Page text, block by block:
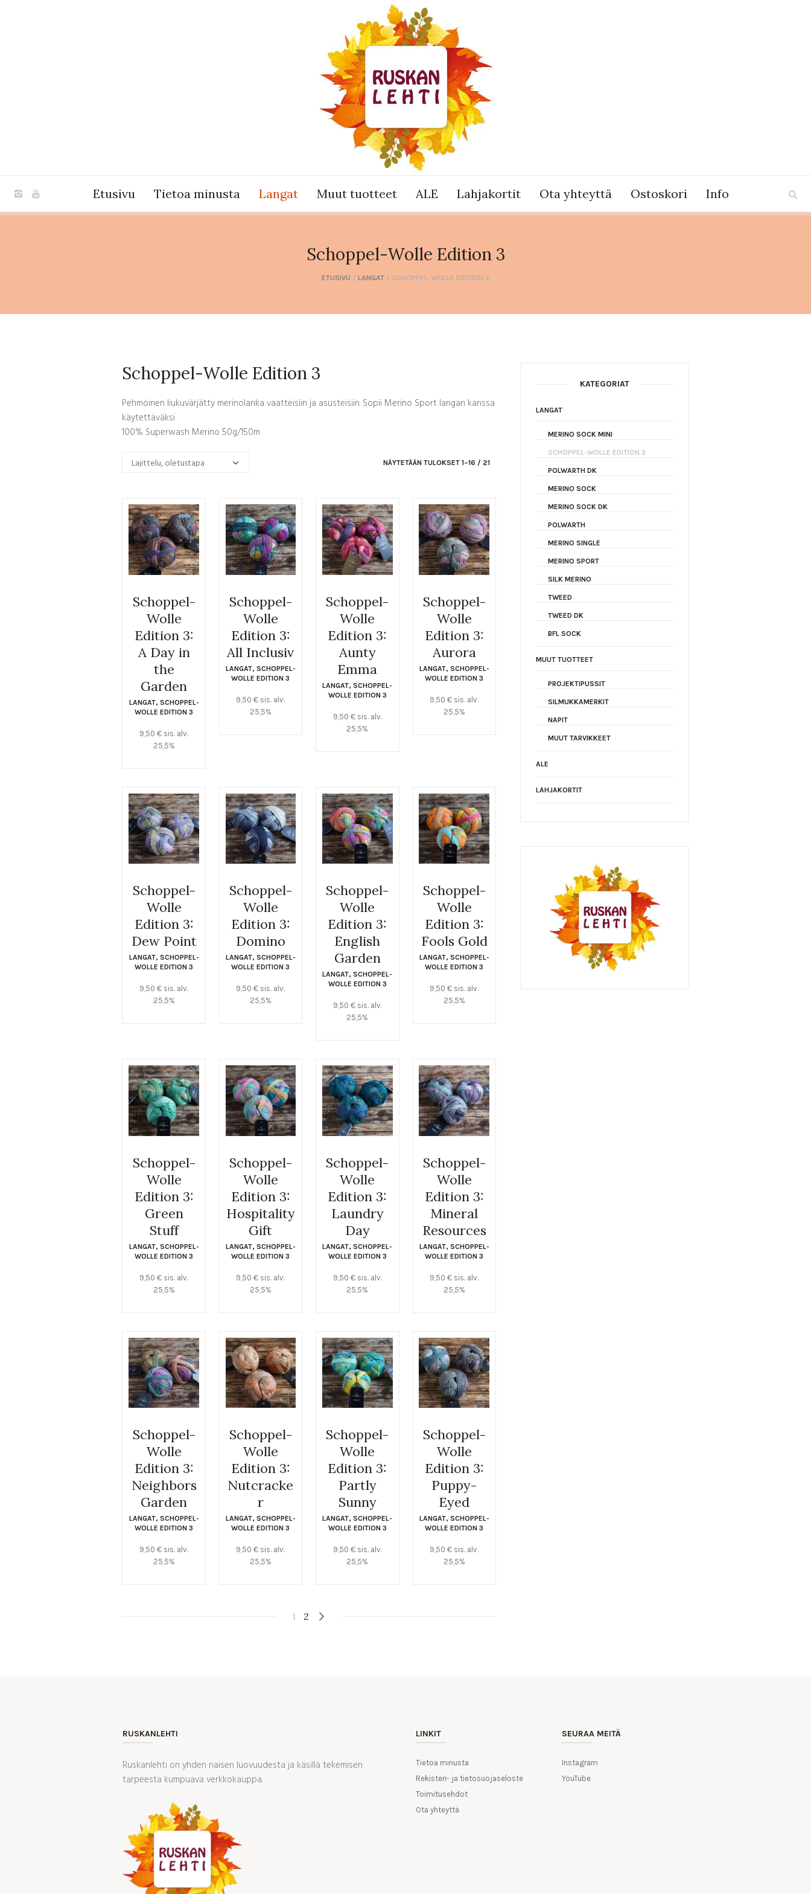
Etusivu Tietoa minusta Langat Muut tuotteet ALE Lahjakortit Ota yhteyttä Ostoskori Info
Schoppel-Wolle Edition 3
ETUSIVU / LANGAT / SCHOPPEL-WOLLE EDITION 3
Schoppel-Wolle Edition 3
Pehmoinen liukuvärjätty merinolanka vaatteisiin ja asusteisiin. Sopii Merino Sport langan kanssa
käytettäväksi
100% Superwash Merino 50g/150m
NÄYTETÄÄN TULOKSET 1–16 / 21
Schoppel-
Wolle
Edition 3:
A Day in
the
Garden
LANGAT, SCHOPPEL-
WOLLE EDITION 3
9,50 € sis. alv.
25,5%
Schoppel-
Wolle
Edition 3:
All Inclusiv
LANGAT, SCHOPPEL-
WOLLE EDITION 3
9,50 € sis. alv.
25,5%
Schoppel-
Wolle
Edition 3:
Aunty
Emma
LANGAT,SCHOPPEL-
WOLLE EDITION 3
9,50 € sis. alv.
25,5%
Schoppel-
Wolle
Edition 3:
Aurora
LANGAT, SCHOPPEL-
WOLLE EDITION 3
9,50 € sis. alv.
25,5%
Schoppel-
Wolle
Edition 3:
Dew Point
LANGAT, SCHOPPEL-
WOLLE EDITION 3
9,50 € sis. alv.
25,5%
Schoppel-
Wolle
Edition 3:
Domino
LANGAT, SCHOPPEL-
WOLLE EDITION 3
9,50 € sis. alv.
25,5%
Schoppel-
Wolle
Edition 3:
English
Garden
LANGAT,SCHOPPEL-
WOLLE EDITION 3
9,50 € sis. alv.
25,5%
Schoppel-
Wolle
Edition 3:
Fools Gold
LANGAT, SCHOPPEL-
WOLLE EDITION 3
9,50 € sis. alv.
25,5%
Schoppel-
Wolle
Edition 3:
Green
Stuff
LANGAT, SCHOPPEL-
WOLLE EDITION 3
9,50 € sis. alv.
25,5%
Schoppel-
Wolle
Edition 3:
Hospitality
Gift
LANGAT, SCHOPPEL-
WOLLE EDITION 3
9,50 € sis. alv.
25,5%
Schoppel-
Wolle
Edition 3:
Laundry
Day
LANGAT,SCHOPPEL-
WOLLE EDITION 3
9,50 € sis. alv.
25,5%
Schoppel-
Wolle
Edition 3:
Mineral
Resources
LANGAT, SCHOPPEL-
WOLLE EDITION 3
9,50 € sis. alv.
25,5%
Schoppel-
Wolle
Edition 3:
Neighbors
Garden
LANGAT, SCHOPPEL-
WOLLE EDITION 3
9,50 € sis. alv.
25,5%
Schoppel-
Wolle
Edition 3:
Nutcracke
r
LANGAT, SCHOPPEL-
WOLLE EDITION 3
9,50 € sis. alv.
25,5%
Schoppel-
Wolle
Edition 3:
Partly
Sunny
LANGAT,SCHOPPEL-
WOLLE EDITION 3
9,50 € sis. alv.
25,5%
Schoppel-
Wolle
Edition 3:
Puppy-
Eyed
LANGAT, SCHOPPEL-
WOLLE EDITION 3
9,50 € sis. alv.
25,5%
1 2
KATEGORIAT
LANGAT
MERINO SOCK MINI
SCHOPPEL-WOLLE EDITION 3
POLWARTH DK
MERINO SOCK
MERINO SOCK DK
POLWARTH
MERINO SINGLE
MERINO SPORT
SILK MERINO
TWEED
TWEED DK
BFL SOCK
MUUT TUOTTEET
PROJEKTIPUSSIT
SILMUKKAMERKIT
NAPIT
MUUT TARVIKKEET
ALE
LAHJAKORTIT
RUSKANLEHTI
Ruskanlehti on yhden naisen luovuudesta ja käsillä tekemisen
tarpeesta kumpuava verkkokauppa.
LINKIT
Tietoa minusta
Rekisteri- ja tietosuojaseloste
Toimitusehdot
Ota yhteyttä
SEURAA MEITÄ
Instagram
YouTube